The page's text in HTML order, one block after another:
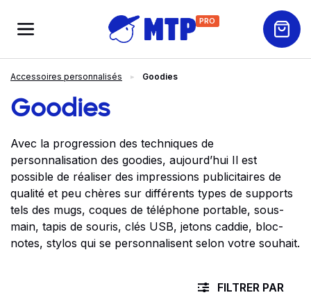
PRO
Accessoires personnalisés Goodies
Goodies
Avec la progression des techniques de
personnalisation des goodies, aujourd’hui Il est
possible de réaliser des impressions publicitaires de
qualité et peu chères sur différents types de supports
tels des mugs, coques de téléphone portable, sous-
main, tapis de souris, clés USB, jetons caddie, bloc-
notes, stylos qui se personnalisent selon votre souhait.
FILTRER PAR